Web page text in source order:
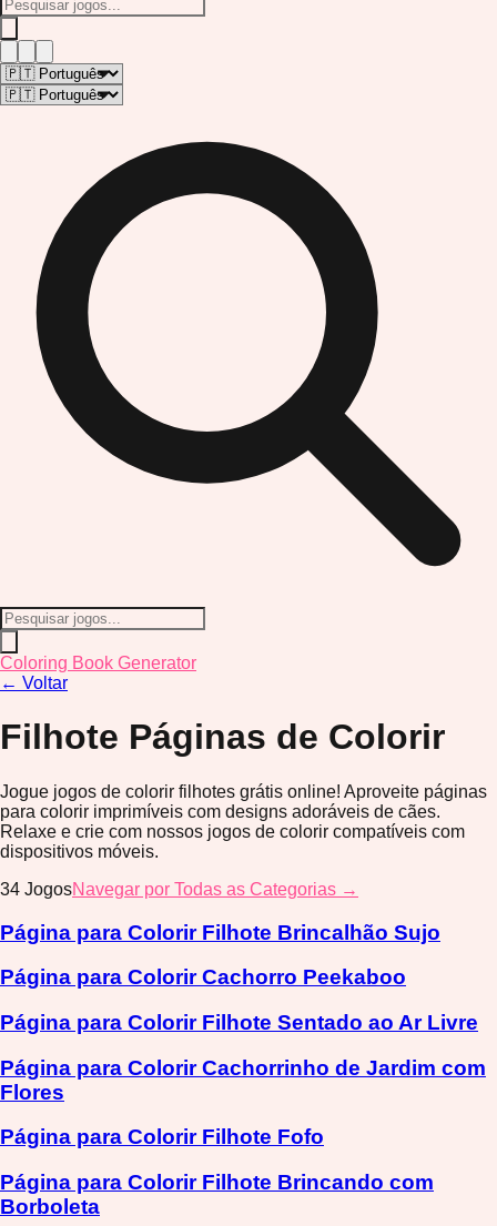
Coloring Book Generator
← Voltar
Filhote Páginas de Colorir
Jogue jogos de colorir filhotes grátis online! Aproveite páginas
para colorir imprimíveis com designs adoráveis de cães.
Relaxe e crie com nossos jogos de colorir compatíveis com
dispositivos móveis.
34 JogosNavegar por Todas as Categorias →
Página para Colorir Filhote Brincalhão Sujo
Página para Colorir Cachorro Peekaboo
Página para Colorir Filhote Sentado ao Ar Livre
Página para Colorir Cachorrinho de Jardim com
Flores
Página para Colorir Filhote Fofo
Página para Colorir Filhote Brincando com
Borboleta